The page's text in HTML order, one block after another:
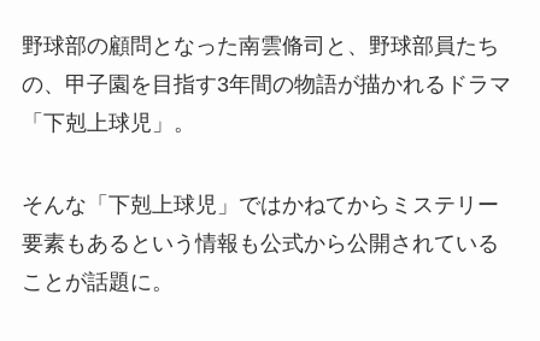
野球部の顧問となった南雲脩司と、野球部員たち
の、甲子園を目指す3年間の物語が描かれるドラマ
「下剋上球児」。
そんな「下剋上球児」ではかねてからミステリー
要素もあるという情報も公式から公開されている
ことが話題に。